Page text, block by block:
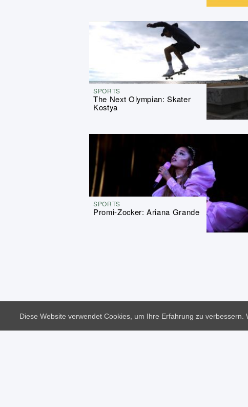
SPORTS
The Next Olympian: Skater
Kostya
SPORTS
Promi-Zocker: Ariana Grande
Diese Website verwendet Cookies, um Ihre Erfahrung zu